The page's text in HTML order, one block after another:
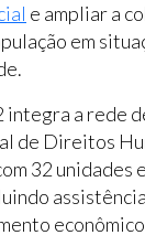
e ampliar a
em
integra a rede
de Direitos
32 unidades